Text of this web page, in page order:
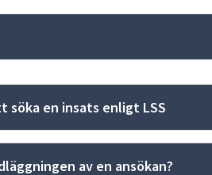
söka en insats enligt LSS
av en ansökan?